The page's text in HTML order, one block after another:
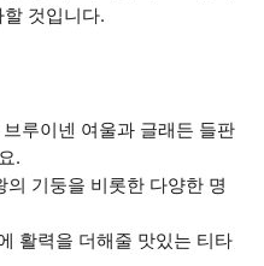
것입니다.
루이넨 여울과 글래든 들판
.
기둥을 비롯한 다양한 명
활력을 더해줄 맛있는 티타